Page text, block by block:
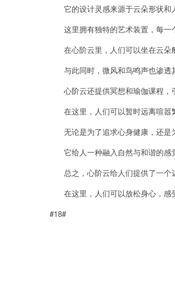
它的设计灵感来源于云朵形状和
这里拥有独特的艺术装置，每一
在心阶云里，人们可以坐在云朵
与此同时，微风和鸟鸣声也渗透
心阶云还提供冥想和瑜伽课程，
在这里，人们可以暂时远离喧嚣
无论是为了追求心身健康，还是
它给人一种融入自然与和谐的感
总之，心阶云给人们提供了一个
在这里，人们可以放松身心，感
#18#